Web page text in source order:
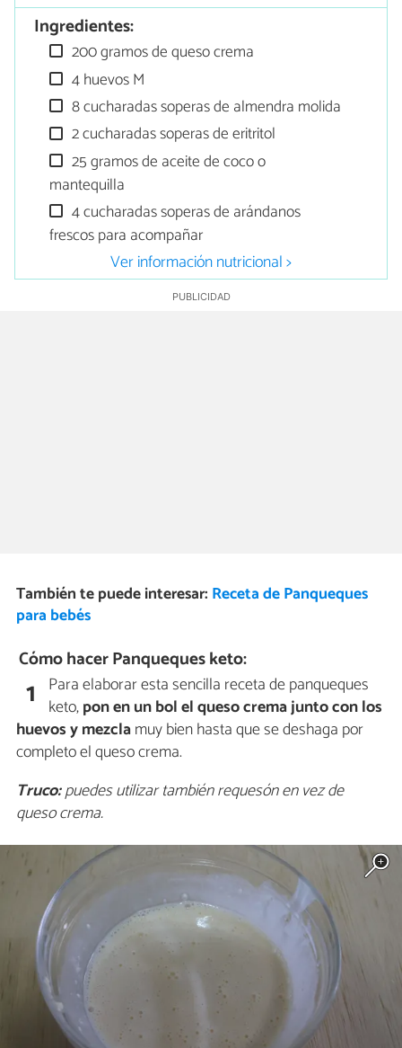
Ingredientes:
200 gramos de queso crema
4 huevos M
8 cucharadas soperas de almendra molida
2 cucharadas soperas de eritritol
25 gramos de aceite de coco o
mantequilla
4 cucharadas soperas de arándanos
frescos para acompañar
Ver información nutricional >
También te puede interesar: Receta de Panqueques
para bebés
Cómo hacer Panqueques keto:
1 Para elaborar esta sencilla receta de panqueques
keto,pon en un bol el queso crema junto con los
huevos y mezclamuy bien hasta que se deshaga por
completo el queso crema.
Truco:puedes utilizar también requesón en vez de
queso crema.